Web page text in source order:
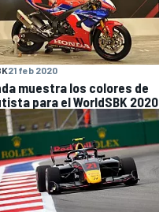
21 feb 2020
muestra los colores de
para el WorldSBK 2020